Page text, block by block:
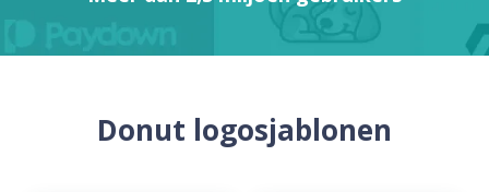
Donut logosjablonen